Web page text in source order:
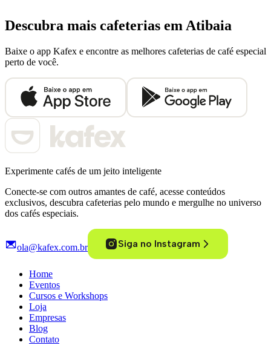
Descubra mais cafeterias em Atibaia
Baixe o app Kafex e encontre as melhores cafeterias de café especial
perto de você.
Experimente cafés de um jeito inteligente
Conecte-se com outros amantes de café, acesse conteúdos
exclusivos, descubra cafeterias pelo mundo e mergulhe no universo
dos cafés especiais.
ola@kafex.com.br Siga no Instagram
Home
Eventos
Cursos e Workshops
Loja
Empresas
Blog
Contato